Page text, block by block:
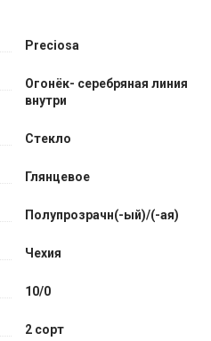
Preciosa
Огонёк- серебряная линия
внутри
Стекло
Глянцевое
Полупрозрачн(-ый)/(-ая)
Чехия
10/0
2 сорт